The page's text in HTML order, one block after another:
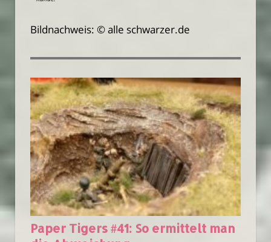
Bildnachweis: © alle schwarzer.de
Paper Tigers #41: So ermittelt man